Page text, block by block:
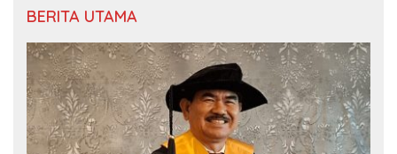
BERITA UTAMA